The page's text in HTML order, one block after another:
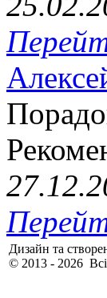
Дизайн та
© 2013 - 2026